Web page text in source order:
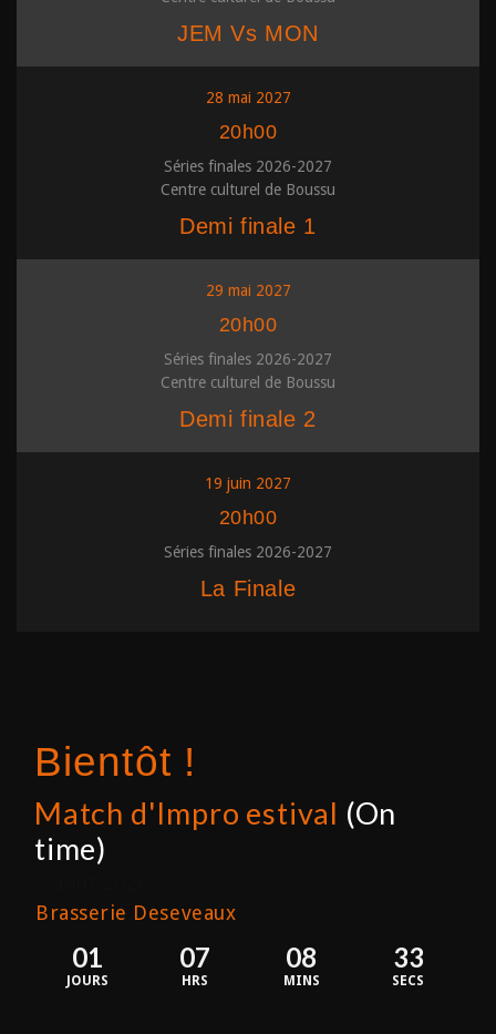
JEM Vs MON
28 mai 2027
20h00
Séries finales 2026-2027
Centre culturel de Boussu
Demi finale 1
29 mai 2027
20h00
Séries finales 2026-2027
Centre culturel de Boussu
Demi finale 2
19 juin 2027
20h00
Séries finales 2026-2027
La Finale
Bientôt !
Match d'Impro estival (On
time)
Brasserie Deseveaux
01
JOURS
07
HRS
08
MINS
33
SECS